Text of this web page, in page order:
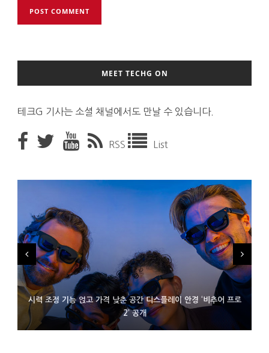
MEET TECHG ON
테크G 기사는 소셜 채널에서도 만날 수 있습니다.
RSS List
시력 조정 기능 얹고 가격 낮춘 공간 디스플레이 안경 ‘비추어 프로
2’ 공개
D램 부족에 10억달러어치 아이폰18 프로세서 패키징 대기 중
300~400달러 반지형 스피커 준비하는 오픈AI